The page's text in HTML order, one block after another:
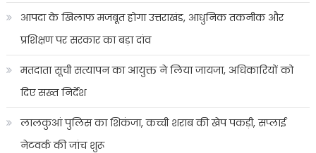
आपदा के खिलाफ मजबूत होगा उत्तराखंड, आधुनिक तकनीक और
प्रशिक्षण पर सरकार का बड़ा दांव
मतदाता सूची सत्यापन का आयुक्त ने लिया जायजा, अधिकारियों को
दिए सख्त निर्देश
लालकुआं पुलिस का शिकंजा, कच्ची शराब की खेप पकड़ी, सप्लाई
नेटवर्क की जांच शुरू